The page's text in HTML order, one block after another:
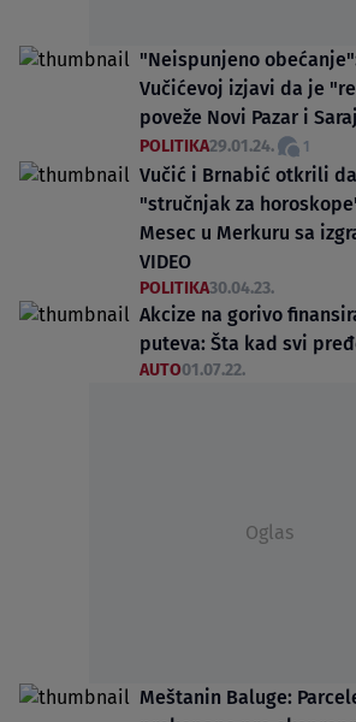
"Neispunjeno
Vučićevoj izjavi da je
poveže Novi Pazar i
POLITIKA29.01.24. 1
Vučić i Brnabić otkrili
"stručnjak za
Mesec u Merkuru sa
VIDEO
POLITIKA30.04.23.
Akcize na gorivo
puteva: Šta kad svi
AUTO01.07.22.
Oglas
Meštanin Baluge: